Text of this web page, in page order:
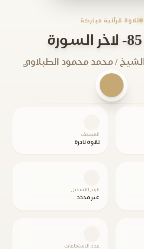
تلاوة قرآنية مباركة
/ محمد محمود الطبلاوي
المصحف
تلاوة نادرة
تاريخ التسجيل
غير محدد
عدد الاستماعات